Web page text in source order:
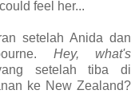
feel her...
setelah Anida dan
Hey, what's
setelah tiba di
ke New Zealand?